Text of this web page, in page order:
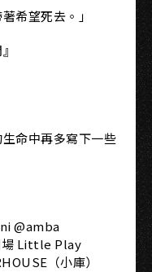
希望死去。」
命中再多寫下一些
@amba
場 Little Play
（小庫）